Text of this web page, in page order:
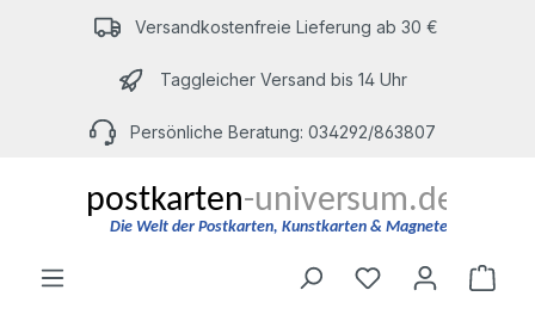
Zum Hauptinhalt springenVersandkostenfreie Lieferung ab 30 €
Taggleicher Versand bis 14 Uhr
Persönliche Beratung: 034292/863807
Du hast 0